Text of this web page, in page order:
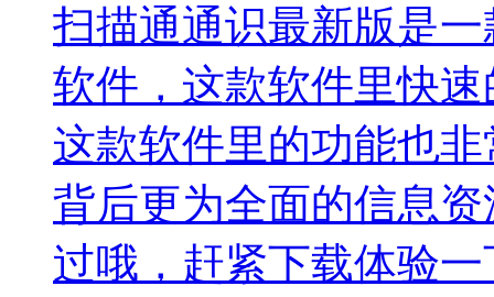
扫描通通识最新版是
软件，这款软件里快
这款软件里的功能也
背后更为全面的信息
过哦，赶紧下载体验